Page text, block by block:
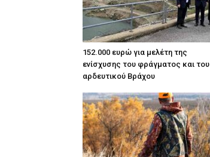
152.000 ευρώ για μελέτη της
ενίσχυσης του φράγματος και του
αρδευτικού Βράχου